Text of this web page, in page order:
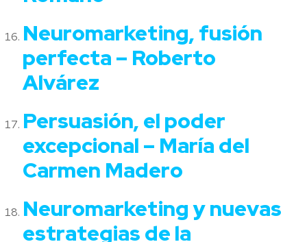
Neuromarketing, fusión
perfecta – Roberto
Alvárez
Persuasión, el poder
excepcional – María del
Carmen Madero
Neuromarketing y nuevas
estrategias de la